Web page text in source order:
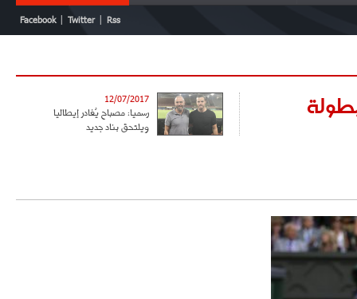
Facebook Twitter Rss
12/07/2017
رسميا: مصباح يُغادر إيطاليا
ويلتحق بناد جديد